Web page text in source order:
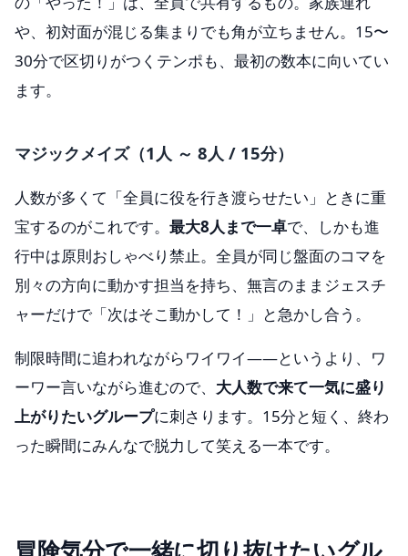
や、初対面が混じる集まりでも角が立ちません。15〜
30分で区切りがつくテンポも、最初の数本に向いてい
ます。
マジックメイズ（1人 ～ 8人 / 15分）
人数が多くて「全員に役を行き渡らせたい」ときに重
宝するのがこれです。 最大8人まで一卓で、しかも進
行中は原則おしゃべり禁止。全員が同じ盤面のコマを
別々の方向に動かす担当を持ち、無言のままジェスチ
ャーだけで「次はそこ動かして！」と急かし合う。
制限時間に追われながらワイワイ——というより、ワ
ーワー言いながら進むので、 大人数で来て一気に盛り
上がりたいグループに刺さります。15分と短く、終わ
った瞬間にみんなで脱力して笑える一本です。
冒険気分で一緒に切り抜けたいグル